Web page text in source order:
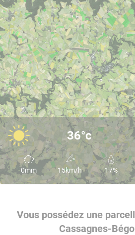
36°c
0mm 15km/h 17%
Vous possédez une
Cassagnes-